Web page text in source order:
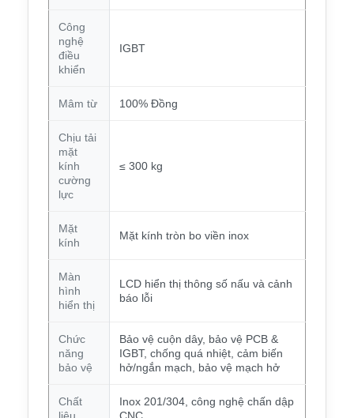
Công
nghệ
điều
khiển
IGBT
Mâm từ 100% Đồng
Chịu tải
mặt
kính
cường
lực
≤ 300 kg
Mặt
kính
Mặt kính tròn bo viền inox
Màn
hình
hiển thị
LCD hiển thị thông số nấu và cảnh
báo lỗi
Chức
năng
bảo vệ
Bảo vệ cuộn dây, bảo vệ PCB &
IGBT, chống quá nhiệt, cảm biến
hở/ngắn mạch, bảo vệ mạch hở
Chất
liệu
Inox 201/304, công nghệ chấn dập
CNC